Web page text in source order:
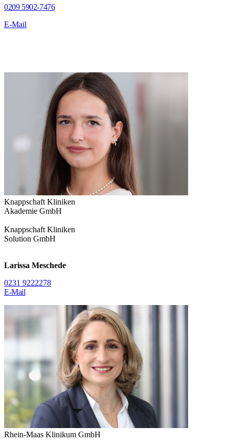
0209 5902-7476
E-Mail
Knappschaft Kliniken
Akademie GmbH
Knappschaft Kliniken
Solution GmbH
Larissa Meschede
0231 9222278
E-Mail
Rhein-Maas Klinikum GmbH